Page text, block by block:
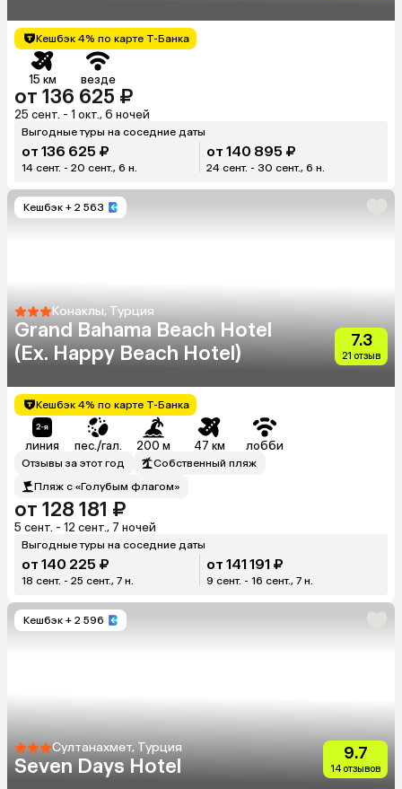
Кешбэк 4% по карте Т-Банка
15 км везде
от 136 625 ₽
25 сент. - 1 окт., 6 ночей
Выгодные туры на соседние даты
от 136 625 ₽
14 сент. - 20 сент., 6 н.
от 140 895 ₽
24 сент. - 30 сент., 6 н.
Кешбэк + 2 563
Конаклы, Турция
Grand Bahama Beach Hotel
(Ex. Happy Beach Hotel)
7.3
21 отзыв
Кешбэк 4% по карте Т-Банка
линия пес./гал. 200 м 47 км лобби
Отзывы за этот год
Собственный пляж
Пляж с «Голубым флагом»
от 128 181 ₽
5 сент. - 12 сент., 7 ночей
Выгодные туры на соседние даты
от 140 225 ₽
18 сент. - 25 сент., 7 н.
от 141 191 ₽
9 сент. - 16 сент., 7 н.
Кешбэк + 2 596
Султанахмет, Турция
Seven Days Hotel
9.7
14 отзывов